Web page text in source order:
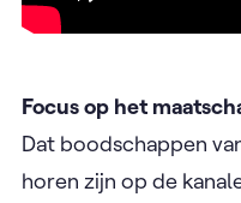
Focus op het
Dat boodschappen
horen zijn op de